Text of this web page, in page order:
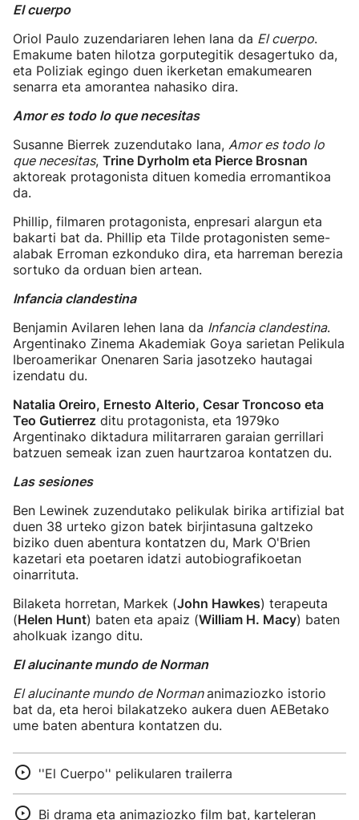
El cuerpo
Oriol Paulo zuzendariaren lehen lana da El cuerpo.
Emakume baten hilotza gorputegitik desagertuko da,
eta Poliziak egingo duen ikerketan emakumearen
senarra eta amorantea nahasiko dira.
Amor es todo lo que necesitas
Susanne Bierrek zuzendutako lana, Amor es todo lo
que necesitas, Trine Dyrholm eta Pierce Brosnan
aktoreak protagonista dituen komedia erromantikoa
da.
Phillip, filmaren protagonista, enpresari alargun eta
bakarti bat da. Phillip eta Tilde protagonisten seme-
alabak Erroman ezkonduko dira, eta harreman berezia
sortuko da orduan bien artean.
Infancia clandestina
Benjamin Avilaren lehen lana da Infancia clandestina.
Argentinako Zinema Akademiak Goya sarietan Pelikula
Iberoamerikar Onenaren Saria jasotzeko hautagai
izendatu du.
Natalia Oreiro, Ernesto Alterio, Cesar Troncoso eta
Teo Gutierrez ditu protagonista, eta 1979ko
Argentinako diktadura militarraren garaian gerrillari
batzuen semeak izan zuen haurtzaroa kontatzen du.
Las sesiones
Ben Lewinek zuzendutako pelikulak birika artifizial bat
duen 38 urteko gizon batek birjintasuna galtzeko
biziko duen abentura kontatzen du, Mark O'Brien
kazetari eta poetaren idatzi autobiografikoetan
oinarrituta.
Bilaketa horretan, Markek (John Hawkes) terapeuta
(Helen Hunt) baten eta apaiz (William H. Macy) baten
aholkuak izango ditu.
El alucinante mundo de Norman
El alucinante mundo de Normananimaziozko istorio
bat da, eta heroi bilakatzeko aukera duen AEBetako
ume baten abentura kontatzen du.
''El Cuerpo'' pelikularen trailerra
Bi drama eta animaziozko film bat, karteleran